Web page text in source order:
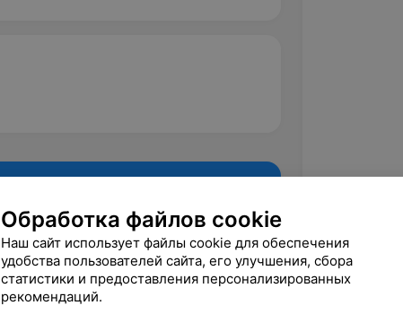
Обработка файлов cookie
Наш сайт использует файлы cookie для обеспечения
удобства пользователей сайта, его улучшения, сбора
статистики и предоставления персонализированных
рекомендаций.